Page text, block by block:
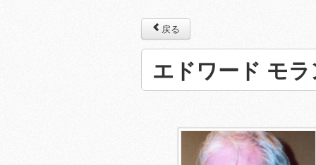
戻る
エドワード モ